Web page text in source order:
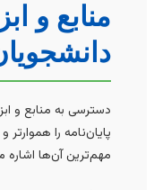
منابع و
دانشجویان
دسترسی به منابع و
پایان‌نامه را هموارتر و
مهم‌ترین آن‌ها اشاره